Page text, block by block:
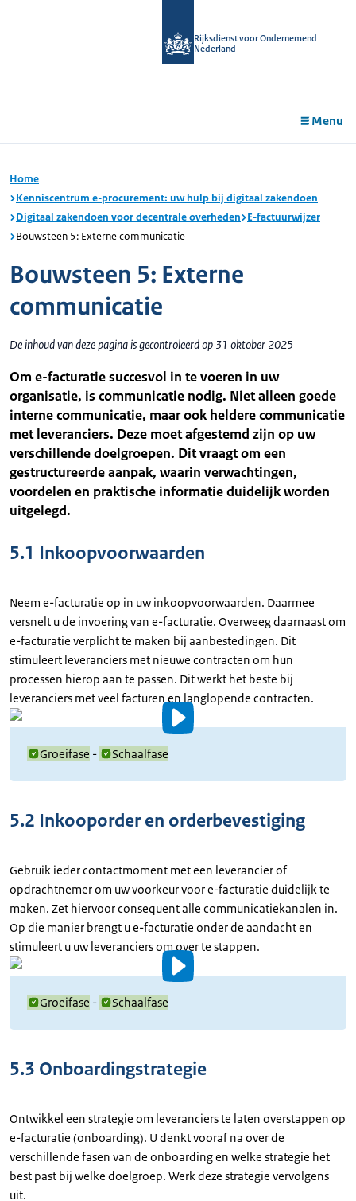
Rijksdienst voor Ondernemend
Nederland
Menu
Home
Kenniscentrum e-procurement: uw hulp bij digitaal zakendoen
Digitaal zakendoen voor decentrale overheden E-factuurwijzer
Bouwsteen 5: Externe communicatie
Bouwsteen 5: Externe
communicatie
De inhoud van deze pagina is gecontroleerd op 31 oktober 2025
Om e-facturatie succesvol in te voeren in uw
organisatie, is communicatie nodig. Niet alleen goede
interne communicatie, maar ook heldere communicatie
met leveranciers. Deze moet afgestemd zijn op uw
verschillende doelgroepen. Dit vraagt om een
gestructureerde aanpak, waarin verwachtingen,
voordelen en praktische informatie duidelijk worden
uitgelegd.
5.1 Inkoopvoorwaarden
Video
details
Groeifase - Schaalfase
Neem e-facturatie op in uw inkoopvoorwaarden. Daarmee
versnelt u de invoering van e-facturatie. Overweeg daarnaast om
e-facturatie verplicht te maken bij aanbestedingen. Dit
stimuleert leveranciers met nieuwe contracten om hun
processen hierop aan te passen. Dit werkt het beste bij
leveranciers met veel facturen en langlopende contracten.
5.2 Inkooporder en orderbevestiging
Video
details
Groeifase - Schaalfase
Gebruik ieder contactmoment met een leverancier of
opdrachtnemer om uw voorkeur voor e-facturatie duidelijk te
maken. Zet hiervoor consequent alle communicatiekanalen in.
Op die manier brengt u e-facturatie onder de aandacht en
stimuleert u uw leveranciers om over te stappen.
5.3 Onboardingstrategie
Ontwikkel een strategie om leveranciers te laten overstappen op
e-facturatie (onboarding). U denkt vooraf na over de
verschillende fasen van de onboarding en welke strategie het
best past bij welke doelgroep. Werk deze strategie vervolgens
uit.